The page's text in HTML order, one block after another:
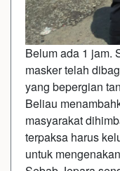
Belum ada 1 jam.
masker telah
yang bepergian
Beliau
masyarakat
terpaksa harus
untuk